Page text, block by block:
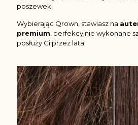
poszewek.
Wybierając Qrown, stawiasz na
premium, perfekcyjnie wykonane
posłuży Ci przez lata.